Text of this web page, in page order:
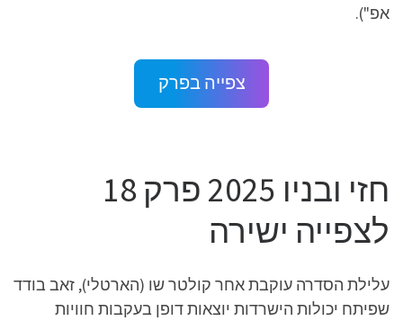
אפ").
צפייה בפרק
חזי ובניו 2025 פרק 18
לצפייה ישירה
עלילת הסדרה עוקבת אחר קולטר שו (הארטלי), זאב בודד
שפיתח יכולות הישרדות יוצאות דופן בעקבות חוויות